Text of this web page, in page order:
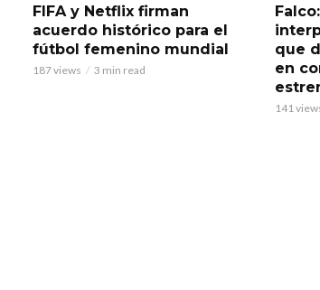
FIFA y Netflix firman
acuerdo histórico para el
fútbol femenino mundial
187 views 3 min read
que
en
141